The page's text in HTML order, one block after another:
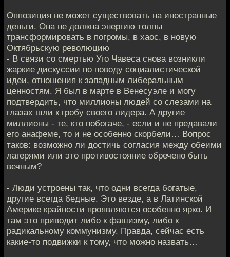
Оппозиция не может существовать на иностранные
деньги. Она не должна энергию толпы
трансформировать в погромы, в хаос, в новую
Октябрьскую революцию
- В связи со смертью Уго Чавеса снова возникли
жаркие дискуссии по поводу социалистической
идеи, отношения к западным либеральным
ценностям. Я был в марте в Венесуэле и могу
подтвердить, что миллионы людей со слезами на
глазах шли к гробу своего лидера. А другие
миллионы - те, кто побогаче, - если и не предавали
его анафеме, то и не особенно скорбели… Вопрос
таков: возможно ли достичь согласия между обеими
лагерями или это противостояние обречено быть
вечным?
- Люди устроены так, что одни всегда богатые,
другие всегда бедные. Это везде, а в Латинской
Америке крайности проявляются особенно ярко. И
там это приводит либо к фашизму, либо к
радикальному коммунизму. Правда, сейчас есть
какие-то подвижки к тому, что можно назвать…